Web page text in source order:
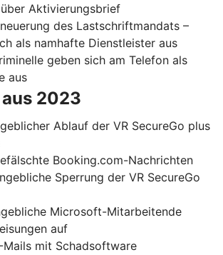
Aktivierungsbrief
des Lastschriftmandats –
als namhafte Dienstleister aus
geben sich am Telefon als
aus
2023
Ablauf der VR SecureGo plus
Booking.com-Nachrichten
Sperrung der VR SecureGo
Microsoft-Mitarbeitende
auf
mit Schadsoftware